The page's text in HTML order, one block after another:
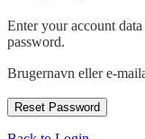
Enter your account
password.
Brugernavn eller e-